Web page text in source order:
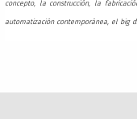
concepto, la construcción, la
automatización contemporánea, el big